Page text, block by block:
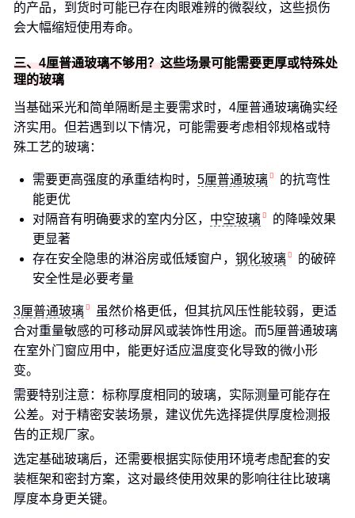
的产品，到货时可能已存在肉眼难辨的微裂纹，这些损伤
会大幅缩短使用寿命。
三、4厘普通玻璃不够用？这些场景可能需要更厚或特殊处
理的玻璃
当基础采光和简单隔断是主要需求时，4厘普通玻璃确实经
济实用。但若遇到以下情况，可能需要考虑相邻规格或特
殊工艺的玻璃：
需要更高强度的承重结构时， 5厘普通玻璃
的抗弯性
能更优
对隔音有明确要求的室内分区， 中空玻璃
的降噪效果
更显著
存在安全隐患的淋浴房或低矮窗户， 钢化玻璃
的破碎
安全性是必要考量
3厘普通玻璃
虽然价格更低，但其抗风压性能较弱，更适
合对重量敏感的可移动屏风或装饰性用途。而5厘普通玻璃
在室外门窗应用中，能更好适应温度变化导致的微小形
变。
需要特别注意：标称厚度相同的玻璃，实际测量可能存在
公差。对于精密安装场景，建议优先选择提供厚度检测报
告的正规厂家。
选定基础玻璃后，还需要根据实际使用环境考虑配套的安
装框架和密封方案，这对最终使用效果的影响往往比玻璃
厚度本身更关键。